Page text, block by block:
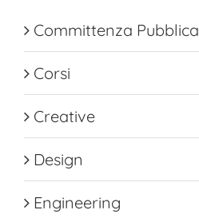
Committenza Pubblica
Corsi
Creative
Design
Engineering